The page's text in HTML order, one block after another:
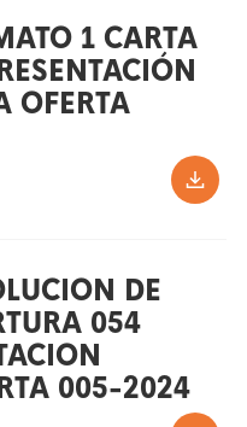
1 CARTA
OFERTA
DE
054
005-2024